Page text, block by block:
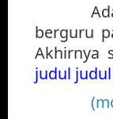
berguru
Akhirnya
judul